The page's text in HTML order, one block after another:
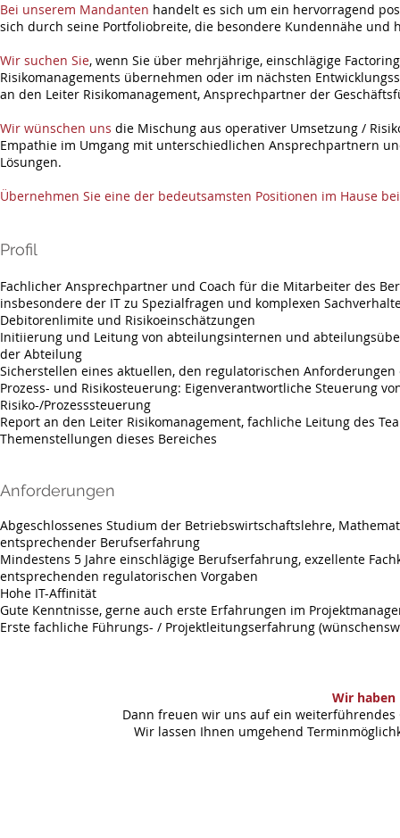
Bei unserem Mandanten handelt es sich um ein hervorragend
sich durch seine Portfoliobreite, die besondere Kundennähe und
Wir suchen Sie, wenn Sie über mehrjährige, einschlägige
Risikomanagements übernehmen oder im nächsten
an den Leiter Risikomanagement, Ansprechpartner der
Wir wünschen uns die Mischung aus operativer Umsetzung /
Empathie im Umgang mit unterschiedlichen Ansprechpartnern
Lösungen.
Übernehmen Sie eine der bedeutsamsten Positionen im Hause
Profil
Fachlicher Ansprechpartner und Coach für die Mitarbeiter des
insbesondere der IT zu Spezialfragen und komplexen
Debitorenlimite und Risikoeinschätzungen
Initiierung und Leitung von abteilungsinternen und
der Abteilung
Sicherstellen eines aktuellen, den regulatorischen
Prozess- und Risikosteuerung: Eigenverantwortliche Steuerung
Risiko-/Prozesssteuerung
Report an den Leiter Risikomanagement, fachliche Leitung des
Themenstellungen dieses Bereiches
Anforderungen
Abgeschlossenes Studium der Betriebswirtschaftslehre,
entsprechender Berufserfahrung
Mindestens 5 Jahre einschlägige Berufserfahrung, exzellente
entsprechenden regulatorischen Vorgaben
Hohe IT-Affinität
Gute Kenntnisse, gerne auch erste Erfahrungen im
Erste fachliche Führungs- / Projektleitungserfahrung
Wir haben
Dann freuen wir uns auf ein
Wir lassen Ihnen umgehend